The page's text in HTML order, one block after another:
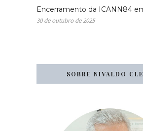
Encerramento da ICANN84
30 de outubro de 2025
SOBRE NIVALDO